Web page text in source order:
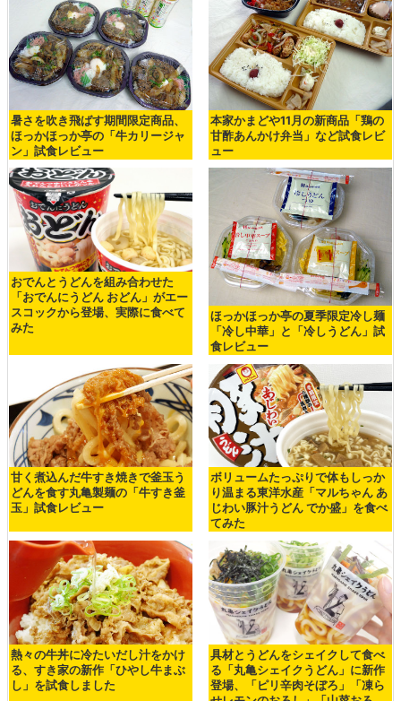
暑さを吹き飛ばす期間限定商品、
ほっかほっか亭の「牛カリージャ
ン」試食レビュー
本家かまどや11月の新商品「鶏の
甘酢あんかけ弁当」など試食レビ
ュー
おでんとうどんを組み合わせた
「おでんにうどん おどん」がエー
スコックから登場、実際に食べて
みた
ほっかほっか亭の夏季限定冷し麺
「冷し中華」と「冷しうどん」試
食レビュー
甘く煮込んだ牛すき焼きで釜玉う
どんを食す丸亀製麺の「牛すき釜
玉」試食レビュー
ボリュームたっぷりで体もしっか
り温まる東洋水産「マルちゃん あ
じわい豚汁うどん でか盛」を食べ
てみた
熱々の牛丼に冷たいだし汁をかけ
る、すき家の新作「ひやし牛まぶ
し」を試食しました
具材とうどんをシェイクして食べ
る「丸亀シェイクうどん」に新作
登場、「ピリ辛肉そぼろ」「凍ら